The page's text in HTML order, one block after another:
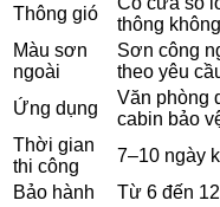
Thông gió
thông
Màu sơn
ngoài
Sơn công
theo yêu
Ứng dụng
Văn phòng
cabin bảo
Thời gian
thi công
7–10 ngày
Bảo hành
Từ 6 đến